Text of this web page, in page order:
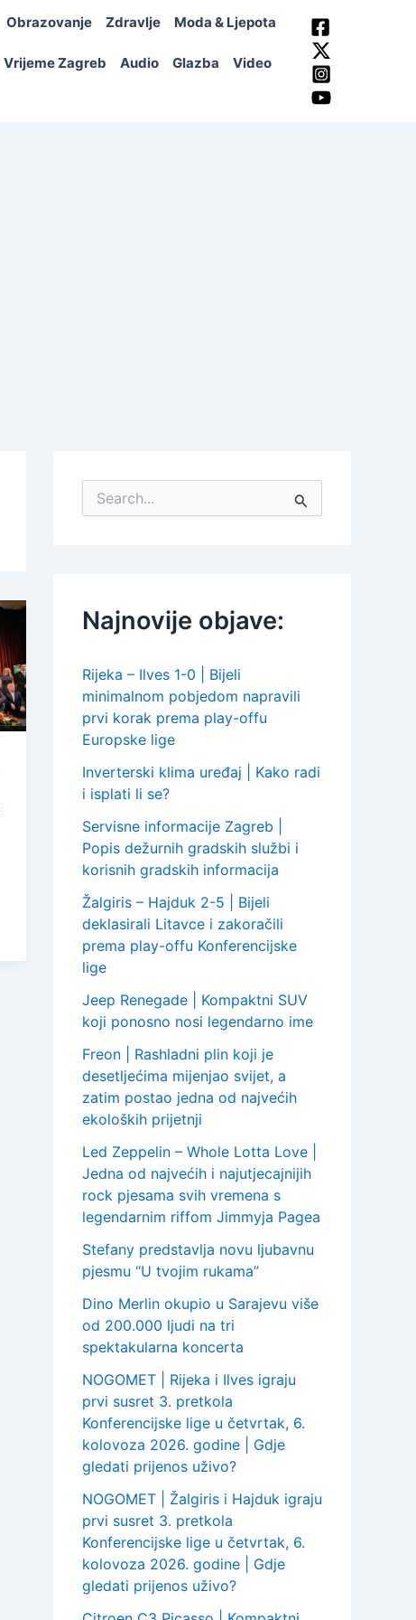
Obrazovanje Zdravlje Moda & Ljepota
Vrijeme Zagreb Audio Glazba Video
o
rNajnovije objave:
Rijeka – Ilves 1-0 | Bijeli
minimalnom pobjedom napravili
prvi korak prema play-offu
Europske lige
Inverterski klima uređaj | Kako radi
i isplati li se?
Servisne informacije Zagreb |
Popis dežurnih gradskih službi i
korisnih gradskih informacija
Žalgiris – Hajduk 2-5 | Bijeli
deklasirali Litavce i zakoračili
prema play-offu Konferencijske
lige
Jeep Renegade | Kompaktni SUV
koji ponosno nosi legendarno ime
Freon | Rashladni plin koji je
desetljećima mijenjao svijet, a
zatim postao jedna od najvećih
ekoloških prijetnji
Led Zeppelin – Whole Lotta Love |
Jedna od najvećih i najutjecajnijih
rock pjesama svih vremena s
legendarnim riffom Jimmyja Pagea
Stefany predstavlja novu ljubavnu
pjesmu “U tvojim rukama”
Dino Merlin okupio u Sarajevu više
od 200.000 ljudi na tri
spektakularna koncerta
NOGOMET | Rijeka i Ilves igraju
prvi susret 3. pretkola
Konferencijske lige u četvrtak, 6.
kolovoza 2026. godine | Gdje
gledati prijenos uživo?
NOGOMET | Žalgiris i Hajduk igraju
prvi susret 3. pretkola
Konferencijske lige u četvrtak, 6.
kolovoza 2026. godine | Gdje
gledati prijenos uživo?